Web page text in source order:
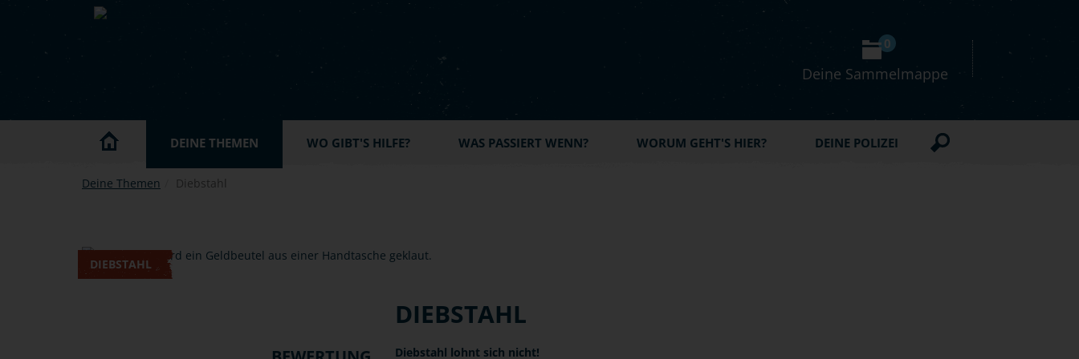
Skip to main content
Deine Sammelmappe
0
DEINE THEMEN WO GIBT'S HILFE? WAS PASSIERT WENN? WORUM GEHT'S HIER? DEINE POLIZEI
Deine Themen Diebstahl
DIEBSTAHL
DIEBSTAHL
Diebstahl lohnt sich nicht!